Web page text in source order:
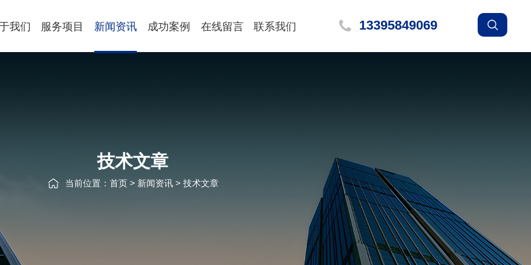
13395849069
我们 服务项目 新闻资讯 成功案例 在线留言 联系我们
技术文章
当前位置： 首页> 新闻资讯> 技术文章